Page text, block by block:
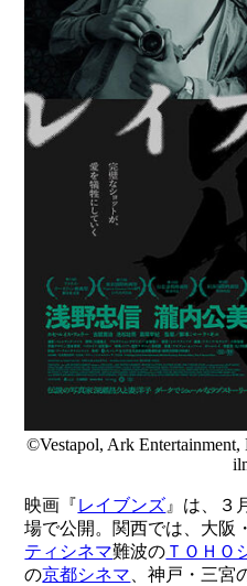
©Vestapol, Ark
映画『レイブンズ 』は、３
場で公開。関西では、大阪
ティシネマ難波の ＴＯＨＯ
の京都シネマ 、神戸・三宮